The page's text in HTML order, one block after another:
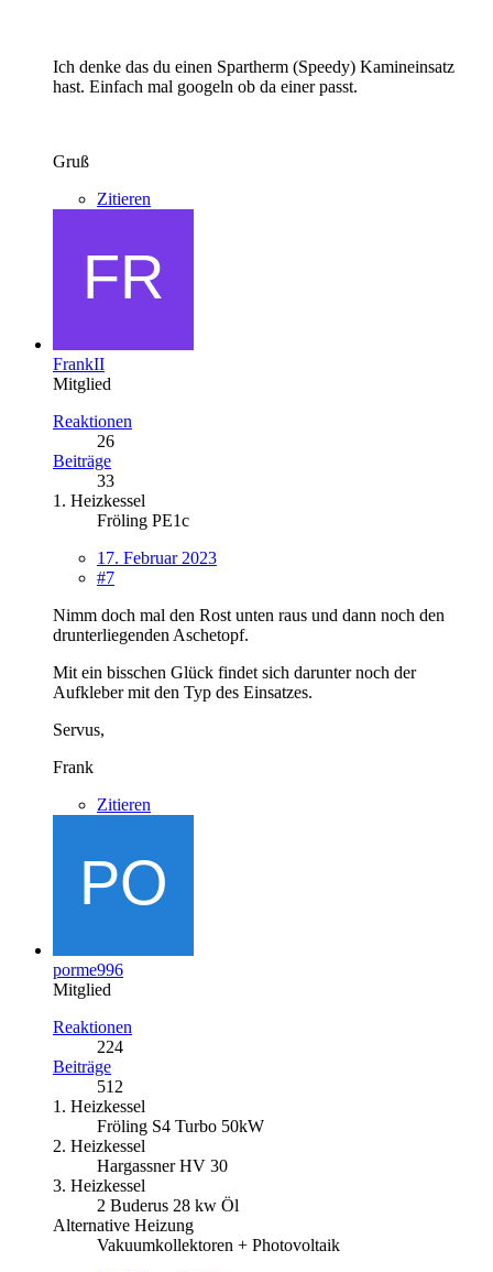
Ich denke das du einen Spartherm (Speedy) Kamineinsatz
hast. Einfach mal googeln ob da einer passt.
Gruß
Zitieren
FrankII
Mitglied
Reaktionen
26
Beiträge
33
1. Heizkessel
Fröling PE1c
17. Februar 2023
#7
Nimm doch mal den Rost unten raus und dann noch den
drunterliegenden Aschetopf.
Mit ein bisschen Glück findet sich darunter noch der
Aufkleber mit den Typ des Einsatzes.
Servus,
Frank
Zitieren
porme996
Mitglied
Reaktionen
224
Beiträge
512
1. Heizkessel
Fröling S4 Turbo 50kW
2. Heizkessel
Hargassner HV 30
3. Heizkessel
2 Buderus 28 kw Öl
Alternative Heizung
Vakuumkollektoren + Photovoltaik